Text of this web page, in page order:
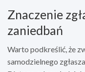
Znaczenie
zaniedbań
Warto podkreślić, że
samodzielnego